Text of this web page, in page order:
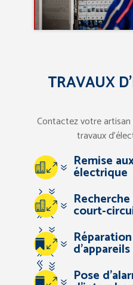
TRAVAUX
Contactez votre
travaux
07
57
94
67
83
Remise
électrique
07
57
94
67
court-
07
57
07
Pose